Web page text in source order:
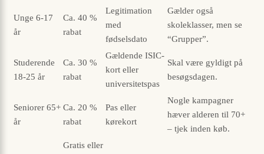
Unge 6-17
år
Ca. 40 %
rabat
Legitimation
med
fødselsdato
Gælder også
skoleklasser, men se
“Grupper”.
Studerende
18-25 år
Ca. 30 %
rabat
Gældende ISIC-
kort eller
universitetspas
Skal være gyldigt på
besøgsdagen.
Seniorer 65+
år
Ca. 20 %
rabat
Pas eller
kørekort
Nogle kampagner
hæver alderen til 70+
– tjek inden køb.
Gratis eller